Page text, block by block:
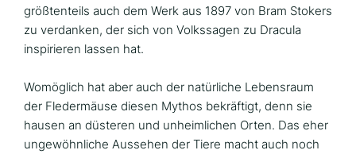
größtenteils auch dem Werk aus 1897 von Bram Stokers
zu verdanken, der sich von Volkssagen zu Dracula
inspirieren lassen hat.
Womöglich hat aber auch der natürliche Lebensraum
der Fledermäuse diesen Mythos bekräftigt, denn sie
hausen an düsteren und unheimlichen Orten. Das eher
ungewöhnliche Aussehen der Tiere macht auch noch